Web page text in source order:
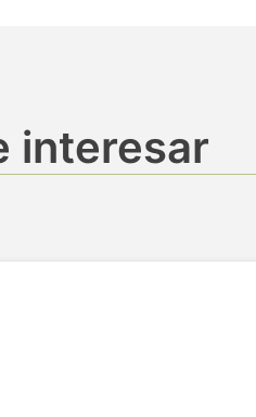
interesar